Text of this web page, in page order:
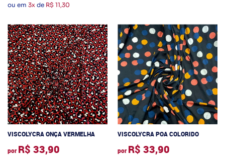
ou em 3x de R$ 11,30
VISCOLYCRA ONÇA VERMELHA
por R$ 33,90
VISCOLYCRA POA COLORIDO
por R$ 33,90